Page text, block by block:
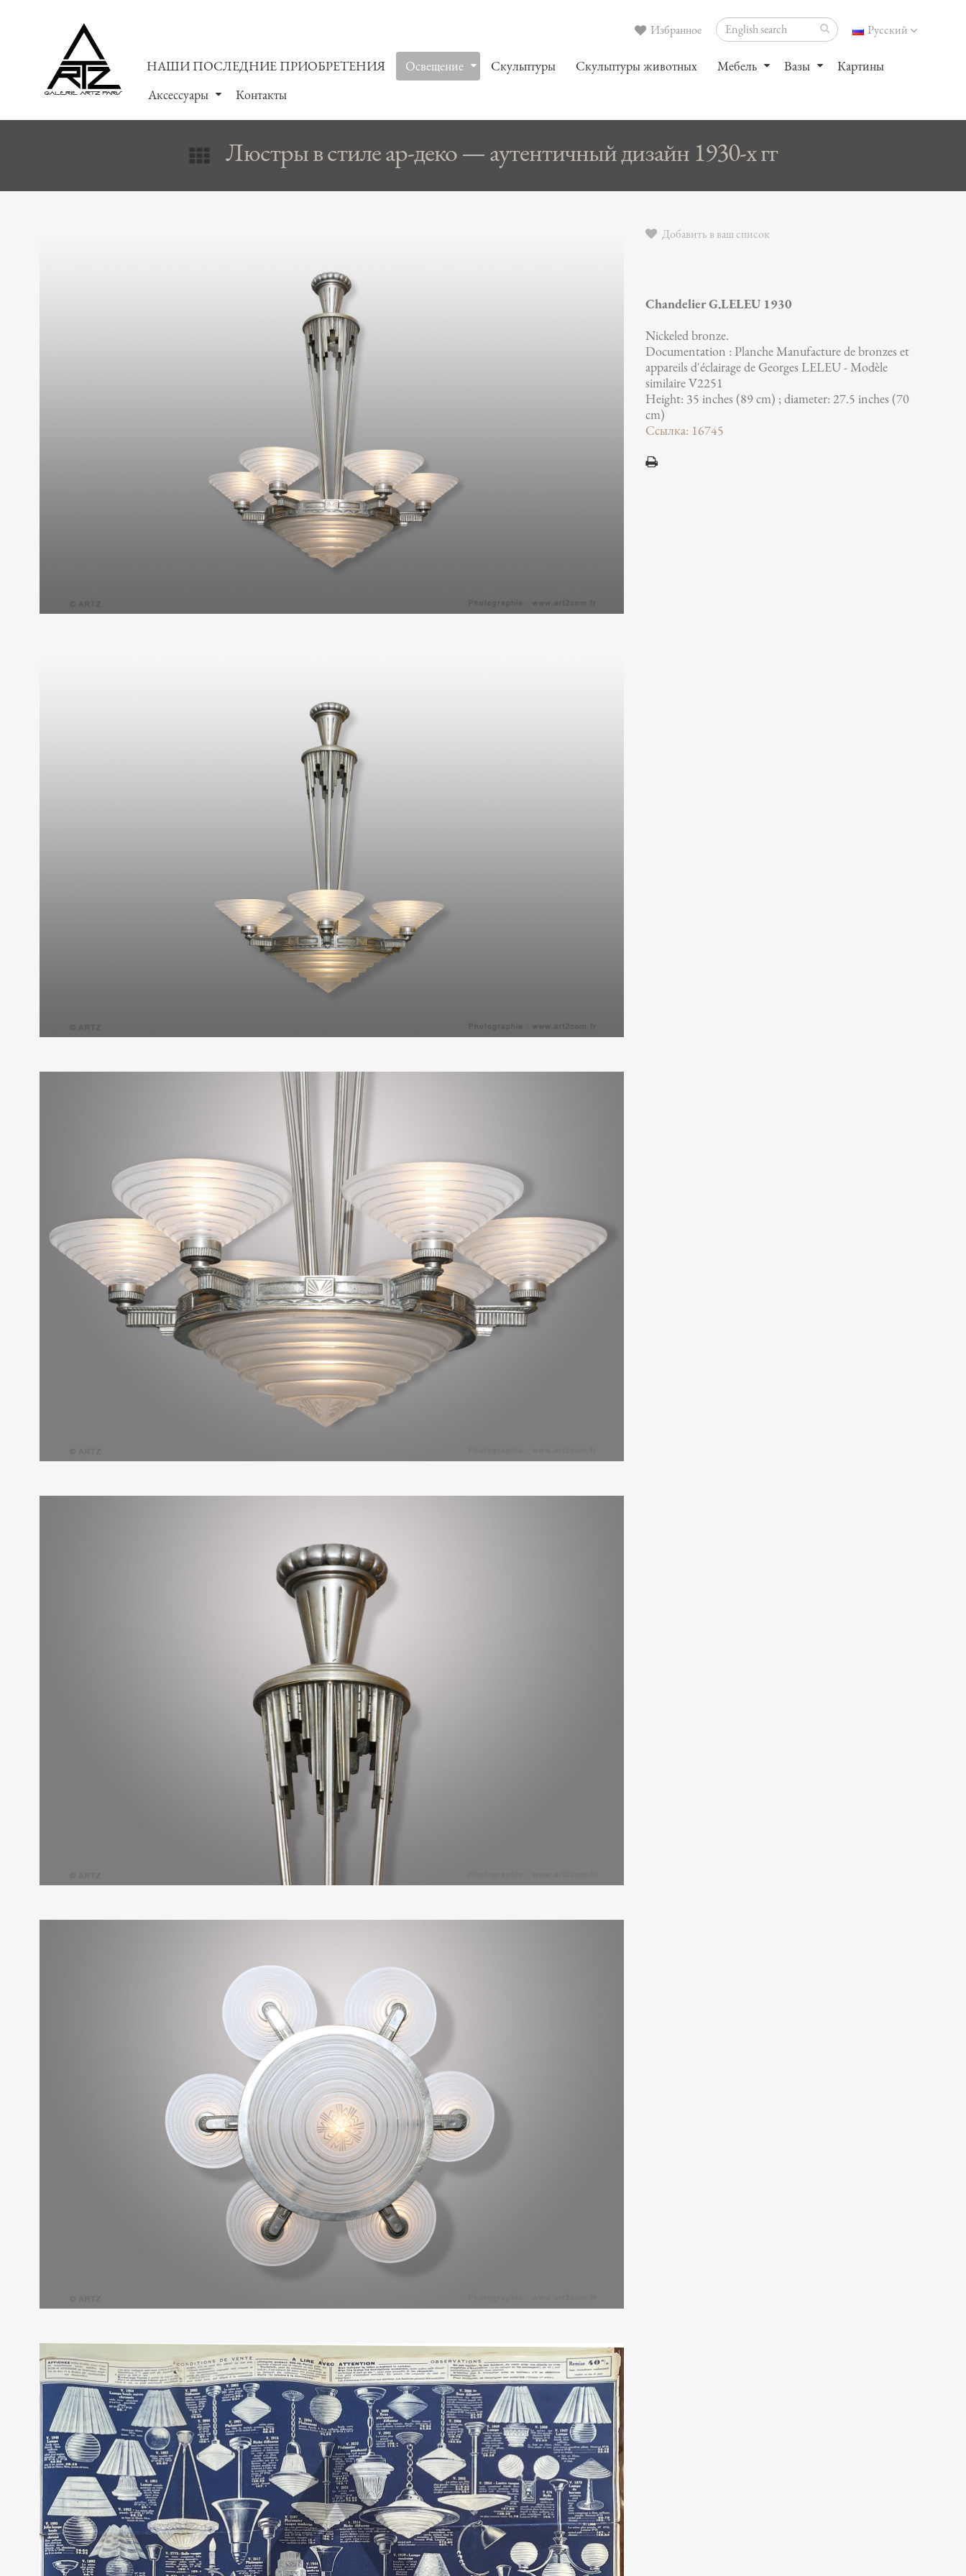
Русский
Избранное
НАШИ ПОСЛЕДНИЕ ПРИОБРЕТЕНИЯ Oсвещение Скульптуры Скульптуры животных Мебель Вазы
Картины
Аксессуары
Контакты
Люстры в стиле ар-деко — аутентичный дизайн 1930-х гг
Добавить в ваш список
Chandelier G.LELEU 1930
Nickeled bronze.
Documentation : Planche Manufacture de bronzes et
appareils d'éclairage de Georges LELEU - Modèle
similaire V2251
Height: 35 inches (89 cm) ; diameter: 27.5 inches (70
cm)
Ссылка: 16745